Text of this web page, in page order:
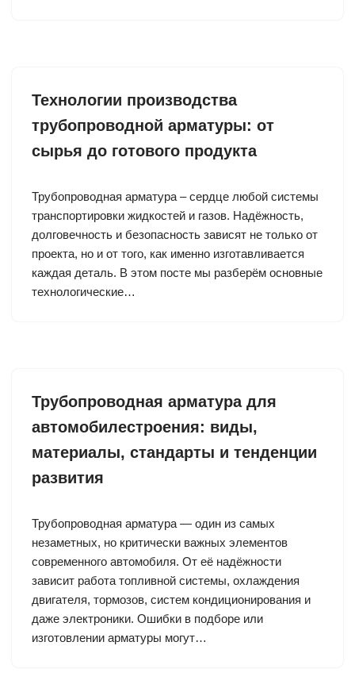
Технологии производства
трубопроводной арматуры: от
сырья до готового продукта
Трубопроводная арматура – сердце любой системы
транспортировки жидкостей и газов. Надёжность,
долговечность и безопасность зависят не только от
проекта, но и от того, как именно изготавливается
каждая деталь. В этом посте мы разберём основные
технологические…
Трубопроводная арматура для
автомобилестроения: виды,
материалы, стандарты и тенденции
развития
Трубопроводная арматура — один из самых
незаметных, но критически важных элементов
современного автомобиля. От её надёжности
зависит работа топливной системы, охлаждения
двигателя, тормозов, систем кондиционирования и
даже электроники. Ошибки в подборе или
изготовлении арматуры могут…